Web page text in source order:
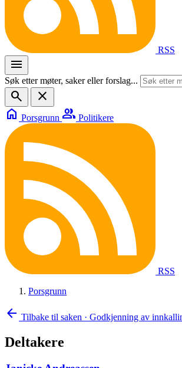
RSS
menu
Søk etter møter, saker eller forslag...
search
close
home Porsgrunn group Politikere
RSS
Porsgrunn
arrow_back Tilbake til saken · Godkjenning av
Deltakere